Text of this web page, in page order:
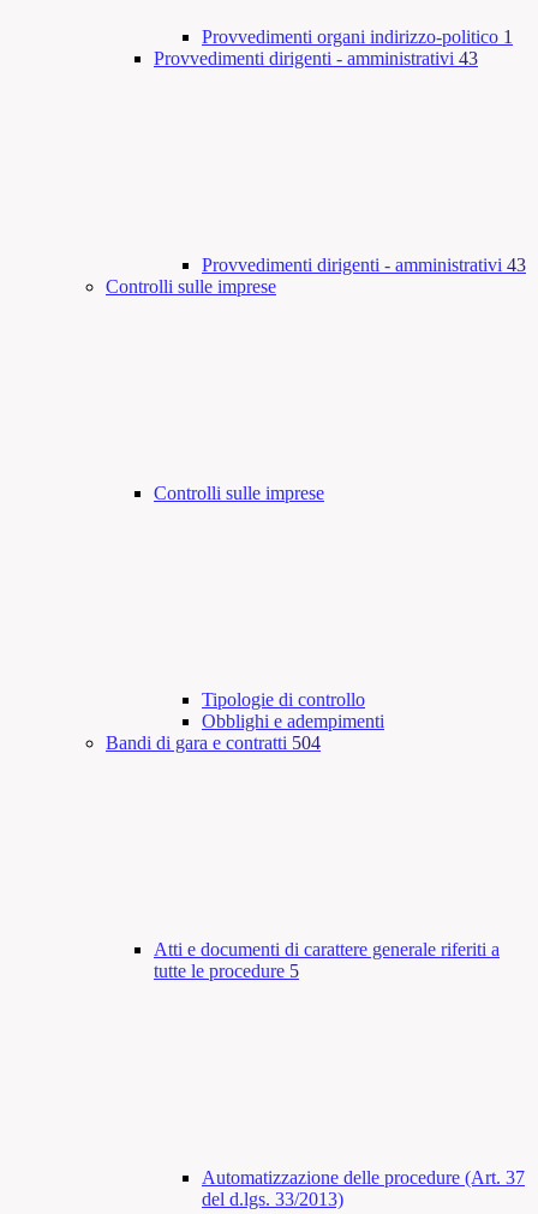
Provvedimenti organi indirizzo-politico 1
Provvedimenti dirigenti - amministrativi 43
Provvedimenti dirigenti - amministrativi 43
Controlli sulle imprese
Controlli sulle imprese
Tipologie di controllo
Obblighi e adempimenti
Bandi di gara e contratti 504
Atti e documenti di carattere generale riferiti a
tutte le procedure 5
Automatizzazione delle procedure (Art. 37
del d.lgs. 33/2013)